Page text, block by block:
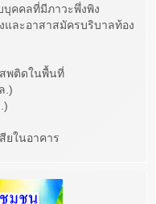
บุคคลที่มีภาวะพึ่งพิง
และอาสาสมัครบริบาลท้อง
พติดในพื้นที่
.)
ยในอาคาร